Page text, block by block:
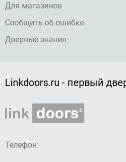
Для магазинов
Сообщить об ошибке
Дверные знания
Linkdoors.ru - первый
Телефон: